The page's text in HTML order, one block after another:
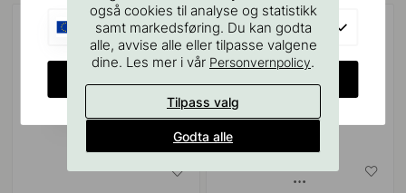
også cookies til analyse og statistikk
samt markedsføring. Du kan godta
alle, avvise alle eller tilpasse valgene
dine. Les mer i vår Personvernpolicy.
Tilpass valg
Godta alle
EU